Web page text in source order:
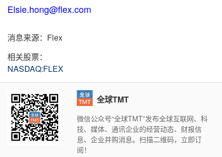
Elsie.hong@flex.com
消息来源：Flex
相关股票：
NASDAQ:FLEX
全球TMT
微信公众号“全球TMT”发布全球互联网、科
技、媒体、通讯企业的经营动态、财报信
息、企业并购消息。扫描二维码，立即订
阅！